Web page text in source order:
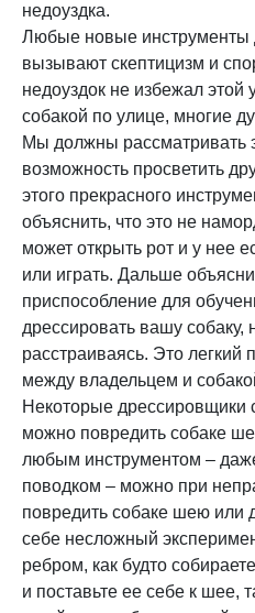
недоуздка.
Любые новые инструменты
вызывают скептицизм и
недоуздок не избежал этой
собакой по улице, многие
Мы должны рассматривать
возможность просветить
этого прекрасного
объяснить, что это не
может открыть рот и у нее
или играть. Дальше
приспособление для
дрессировать вашу собаку,
расстраиваясь. Это легкий
между владельцем и
Некоторые дрессировщики
можно повредить собаке
любым инструментом –
поводком – можно при
повредить собаке шею или
себе несложный
ребром, как будто
и поставьте ее себе к шее,